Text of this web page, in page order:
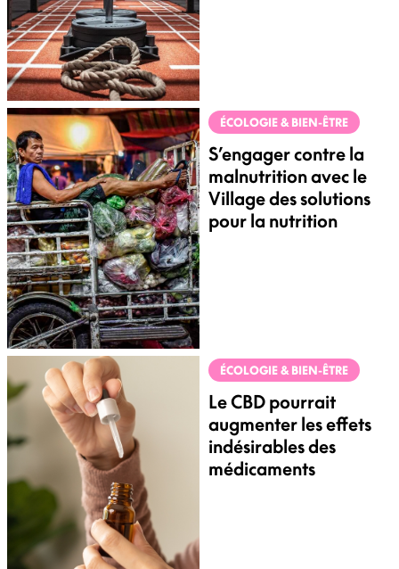
ÉCOLOGIE & BIEN-ÊTRE
S’engager contre la
malnutrition avec le
Village des solutions
pour la nutrition
ÉCOLOGIE & BIEN-ÊTRE
Le CBD pourrait
augmenter les effets
indésirables des
médicaments